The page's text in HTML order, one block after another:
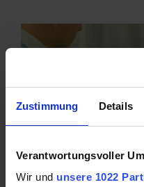
Zustimmung Details
Verantwortungsvoller
Wir und unsere 1022